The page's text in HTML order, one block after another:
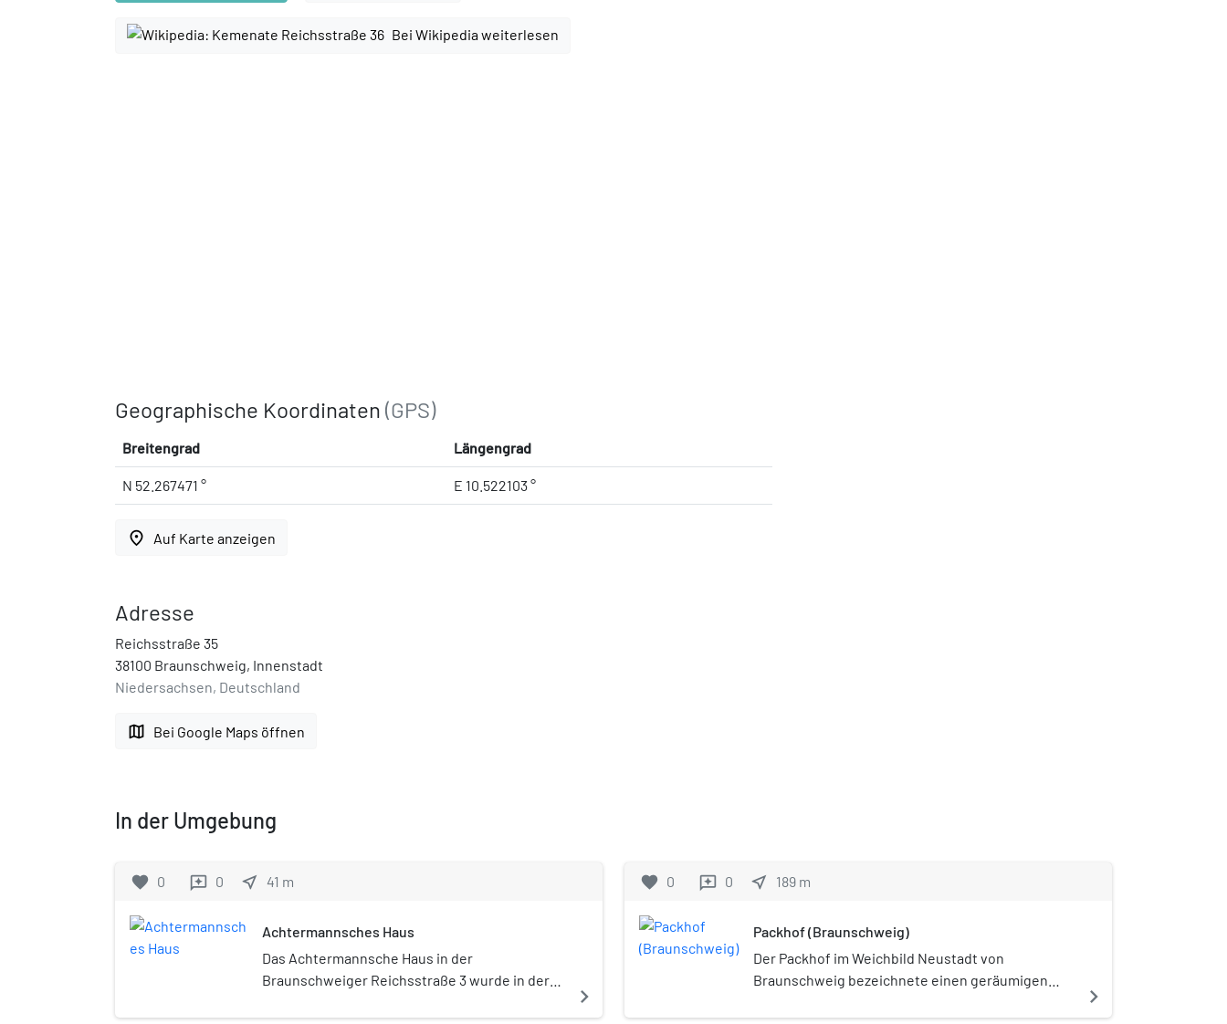
Bei Wikipedia weiterlesen
Geographische Koordinaten (GPS)
Breitengrad Längengrad
N 52.267471 ° E 10.522103 °
place Auf Karte anzeigen
Adresse
Reichsstraße 35
38100 Braunschweig, Innenstadt
Niedersachsen, Deutschland
map Bei Google Maps öffnen
In der Umgebung
favorite 0 reviews 0 near_me 41 m
Achtermannsches Haus
Das Achtermannsche Haus in der
Braunschweiger Reichsstraße 3 wurde in der
navigate_next
favorite 0 reviews 0 near_me 189 m
Packhof (Braunschweig)
Der Packhof im Weichbild Neustadt von
Braunschweig bezeichnete einen geräumigen
navigate_next